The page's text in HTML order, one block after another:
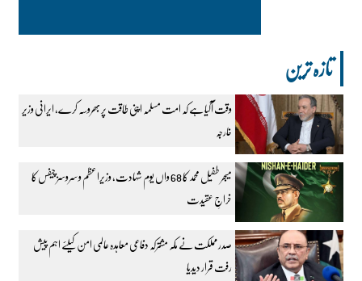
تازہ ترین
وقت آگیا ہے کہ امت مسلمہ اپنی طاقت پر بھروسہ کرے، ایرانی وزیر
خارجہ
میجر طفیل محمد کا 68 واں یوم شہادت، وزیراعظم و سروسز چیفس کا
خراجِ عقیدت
صدر مملکت نے مکہ مشترکہ دفاعی معاہدہ عالمی امن کیلئے اہم پیش
رفت قرار دیدیا